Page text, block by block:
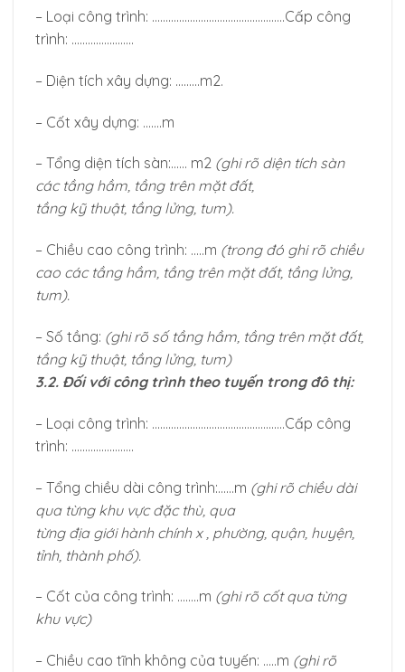
– Loại công trình: ………………………………………….Cấp công
trình: …………………..
– Diện tích xây dựng: ………m2.
– Cốt xây dựng: …….m
– Tổng diện tích sàn:…… m2 (ghi rõ diện tích sàn
các tầng hầm, tầng trên mặt đất,
tầng kỹ thuật, tầng lửng, tum).
– Chiều cao công trình: …..m (trong đó ghi rõ chiều
cao các tầng hầm, tầng trên mặt đất, tầng lửng,
tum).
– Số tầng: (ghi rõ số tầng hầm, tầng trên mặt đất,
tầng kỹ thuật, tầng lửng, tum)
3.2. Đối với công trình theo tuyến trong đô thị:
– Loại công trình: ………………………………………….Cấp công
trình: …………………..
– Tổng chiều dài công trình:……m (ghi rõ chiều dài
qua từng khu vực đặc thù, qua
từng địa giới hành chính x , phường, quận, huyện,
tỉnh, thành phố).
– Cốt của công trình: ……..m (ghi rõ cốt qua từng
khu vực)
– Chiều cao tĩnh không của tuyến: …..m (ghi rõ